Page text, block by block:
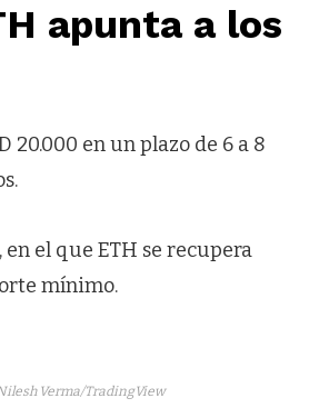
apunta a los
en un plazo de 6 a 8
el que ETH se recupera
mínimo.
Verma/TradingView